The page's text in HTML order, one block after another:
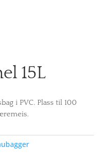
15L
i PVC. Plass til 100